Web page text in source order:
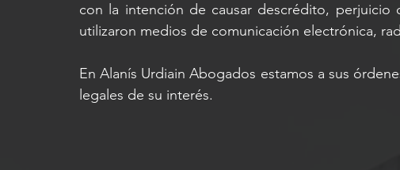
con la intención de causar descrédito,
utilizaron medios de comunicación electrónica,
En Alanís Urdiain Abogados estamos a sus
legales de su interés.